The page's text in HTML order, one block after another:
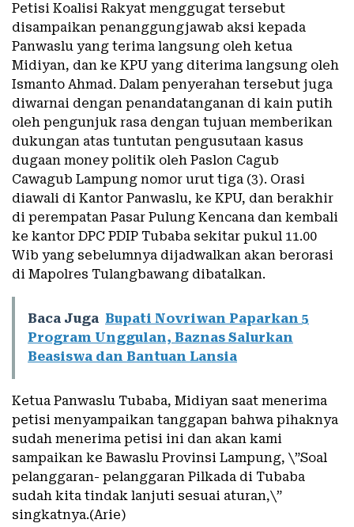
Petisi Koalisi Rakyat menggugat tersebut
disampaikan penanggungjawab aksi kepada
Panwaslu yang terima langsung oleh ketua
Midiyan, dan ke KPU yang diterima langsung oleh
Ismanto Ahmad. Dalam penyerahan tersebut juga
diwarnai dengan penandatanganan di kain putih
oleh pengunjuk rasa dengan tujuan memberikan
dukungan atas tuntutan pengusutaan kasus
dugaan money politik oleh Paslon Cagub
Cawagub Lampung nomor urut tiga (3). Orasi
diawali di Kantor Panwaslu, ke KPU, dan berakhir
di perempatan Pasar Pulung Kencana dan kembali
ke kantor DPC PDIP Tubaba sekitar pukul 11.00
Wib yang sebelumnya dijadwalkan akan berorasi
di Mapolres Tulangbawang dibatalkan.
Baca Juga Bupati Novriwan Paparkan 5
Program Unggulan, Baznas Salurkan
Beasiswa dan Bantuan Lansia
Ketua Panwaslu Tubaba, Midiyan saat menerima
petisi menyampaikan tanggapan bahwa pihaknya
sudah menerima petisi ini dan akan kami
sampaikan ke Bawaslu Provinsi Lampung, \”Soal
pelanggaran- pelanggaran Pilkada di Tubaba
sudah kita tindak lanjuti sesuai aturan,\”
singkatnya.(Arie)